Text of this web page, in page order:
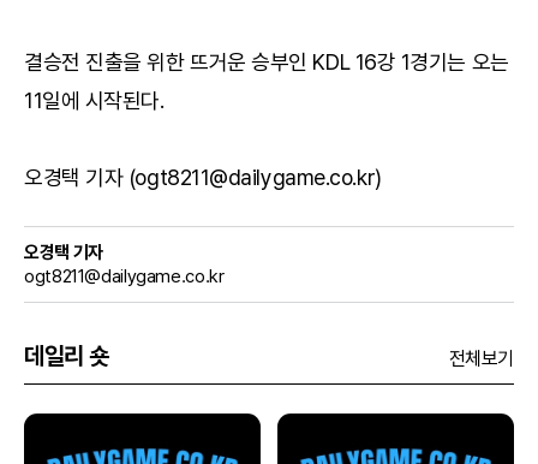
결승전 진출을 위한 뜨거운 승부인 KDL 16강 1경기는 오는
11일에 시작된다.
오경택 기자 (ogt8211@dailygame.co.kr)
오경택 기자
ogt8211@dailygame.co.kr
데일리 숏 전체보기